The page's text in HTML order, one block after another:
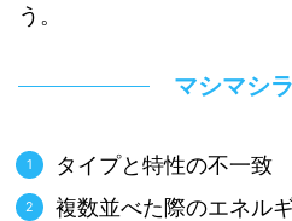
う。
マシマシ
タイプと特性の不一致
複数並べた際のエネル